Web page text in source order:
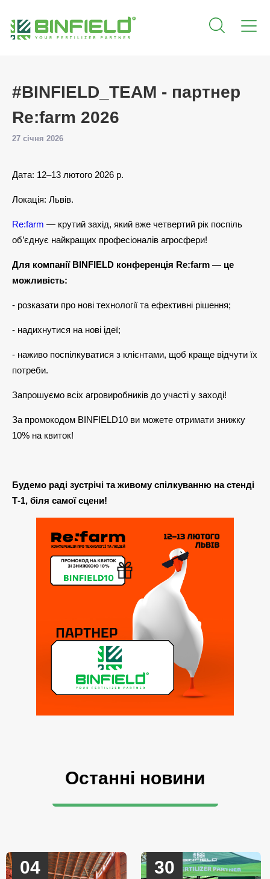
#BINFIELD_TEAM - партнер
Re:farm 2026
27 січня 2026
Дата: 12–13 лютого 2026 р.
Локація: Львів.
Re:farm — крутий захід, який вже четвертий рік поспіль
об’єднує найкращих професіоналів агросфери!
Для компанії BINFIELD конференція Re:farm — це
можливість:
- розказати про нові технології та ефективні рішення;
- надихнутися на нові ідеї;
- наживо поспілкуватися з клієнтами, щоб краще відчути їх
потреби.
Запрошуємо всіх агровиробників до участі у заході!
За промокодом BINFIELD10 ви можете отримати знижку
10% на квиток!
Будемо раді зустрічі та живому спілкуванню на стенді
Т-1, біля самої сцени!
Останні новини
04 30